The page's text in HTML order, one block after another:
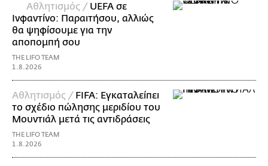
Αθλητισμός / UEFA σε
Ινφαντίνο: Παραιτήσου, αλλιώς
θα ψηφίσουμε για την
αποπομπή σου
THE LIFO TEAM
1.8.2026
Αθλητισμός / FIFA: Εγκαταλείπει
το σχέδιο πώλησης μεριδίου του
Μουντιάλ μετά τις αντιδράσεις
THE LIFO TEAM
1.8.2026